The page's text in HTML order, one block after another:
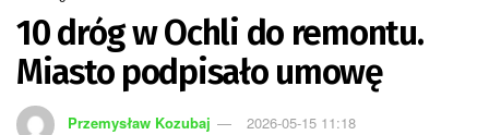
10 dróg w Ochli do remontu.
Miasto podpisało umowę
Przemysław Kozubaj 2026-05-15 11:18